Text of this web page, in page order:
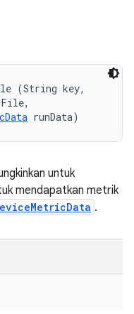
(String key,
runData)
untuk
mendapatkan metrik
.